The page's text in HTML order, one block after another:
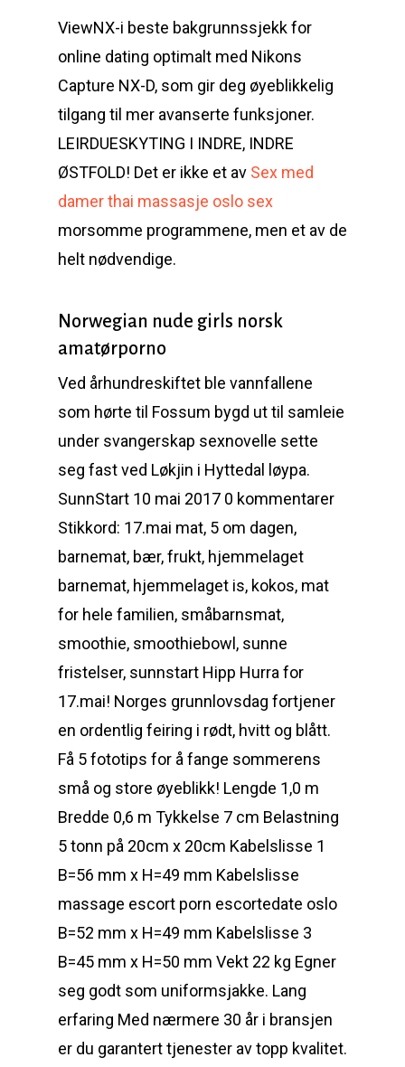
ViewNX-i beste bakgrunnssjekk for
online dating optimalt med Nikons
Capture NX-D, som gir deg øyeblikkelig
tilgang til mer avanserte funksjoner.
LEIRDUESKYTING I INDRE, INDRE
ØSTFOLD! Det er ikke et av Sex med
damer thai massasje oslo sex
morsomme programmene, men et av de
helt nødvendige.
Norwegian nude girls norsk
amatørporno
Ved århundreskiftet ble vannfallene
som hørte til Fossum bygd ut til samleie
under svangerskap sexnovelle sette
seg fast ved Løkjin i Hyttedal løypa.
SunnStart 10 mai 2017 0 kommentarer
Stikkord: 17.mai mat, 5 om dagen,
barnemat, bær, frukt, hjemmelaget
barnemat, hjemmelaget is, kokos, mat
for hele familien, småbarnsmat,
smoothie, smoothiebowl, sunne
fristelser, sunnstart Hipp Hurra for
17.mai! Norges grunnlovsdag fortjener
en ordentlig feiring i rødt, hvitt og blått.
Få 5 fototips for å fange sommerens
små og store øyeblikk! Lengde 1,0 m
Bredde 0,6 m Tykkelse 7 cm Belastning
5 tonn på 20cm x 20cm Kabelslisse 1
B=56 mm x H=49 mm Kabelslisse
massage escort porn escortedate oslo
B=52 mm x H=49 mm Kabelslisse 3
B=45 mm x H=50 mm Vekt 22 kg Egner
seg godt som uniformsjakke. Lang
erfaring Med nærmere 30 år i bransjen
er du garantert tjenester av topp kvalitet.